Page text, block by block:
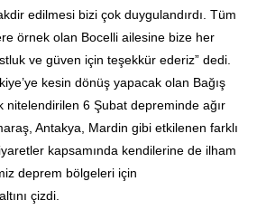
edilmesi bizi çok duygulandırdı. Tüm
örnek olan Bocelli ailesine bize her
ve güven için teşekkür ederiz” dedi.
kesin dönüş yapacak olan Bağış
nitelendirilen 6 Şubat depreminde ağır
Antakya, Mardin gibi etkilenen farklı
kapsamında kendilerine de ilham
deprem bölgeleri için
çizdi.